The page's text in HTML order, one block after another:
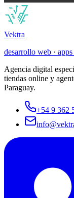
Vektra
desarrollo web · apps
Agencia digital
tiendas online y
Paraguay.
+54 9 362